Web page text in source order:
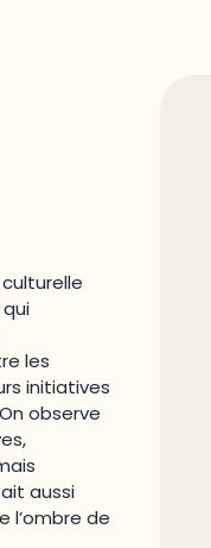
les
initiatives
observe
aussi
l’ombre de